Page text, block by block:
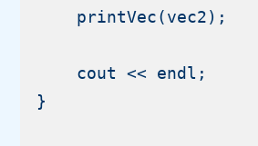
    printVec(vec2);
    cout << endl;
}